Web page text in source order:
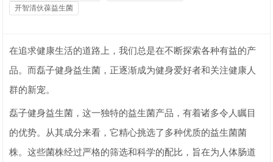
开智清伙葆益生菌
在追求健康生活的道路上，我们总是在不断探索各种有益的产
品。而磊子健身益生菌，正逐渐成为健身爱好者和关注健康人
群的新宠。
磊子健身益生菌，这一独特的益生菌产品，有着诸多令人瞩目
的优势。从其成分来看，它精心挑选了多种优质的益生菌菌
株。这些菌株经过严格的筛选和科学的配比，旨在为人体肠道